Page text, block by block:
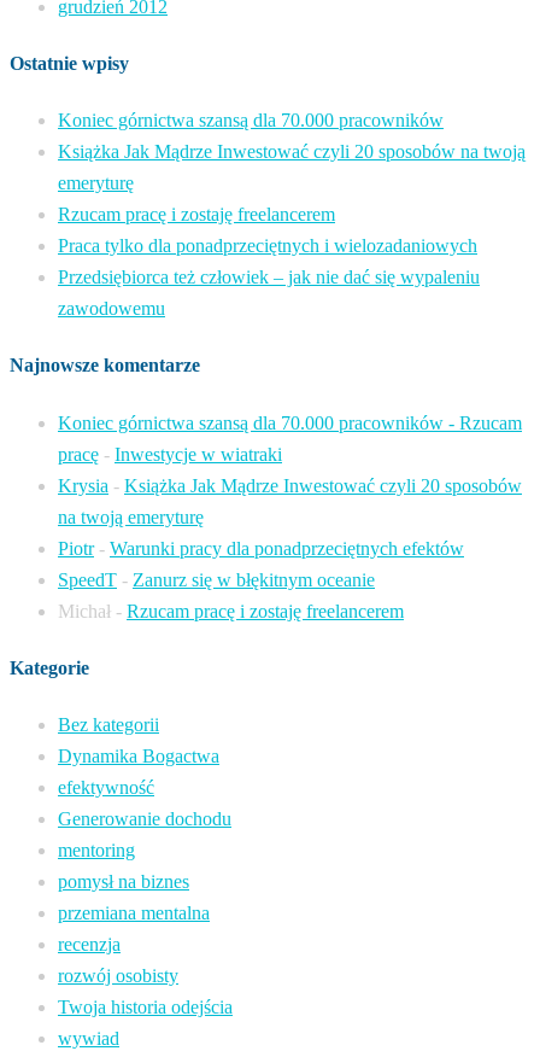
grudzień 2012
Ostatnie wpisy
Koniec górnictwa szansą dla 70.000 pracowników
Książka Jak Mądrze Inwestować czyli 20 sposobów na twoją
emeryturę
Rzucam pracę i zostaję freelancerem
Praca tylko dla ponadprzeciętnych i wielozadaniowych
Przedsiębiorca też człowiek – jak nie dać się wypaleniu
zawodowemu
Najnowsze komentarze
Koniec górnictwa szansą dla 70.000 pracowników - Rzucam
pracę - Inwestycje w wiatraki
Krysia - Książka Jak Mądrze Inwestować czyli 20 sposobów
na twoją emeryturę
Piotr- Warunki pracy dla ponadprzeciętnych efektów
SpeedT - Zanurz się w błękitnym oceanie
Michał - Rzucam pracę i zostaję freelancerem
Kategorie
Bez kategorii
Dynamika Bogactwa
efektywność
Generowanie dochodu
mentoring
pomysł na biznes
przemiana mentalna
recenzja
rozwój osobisty
Twoja historia odejścia
wywiad